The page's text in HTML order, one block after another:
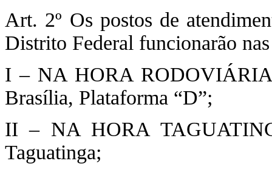
Art. 2º Os postos de
Distrito Federal funcionarão
I – NA HORA RODOVIÁRIA
Brasília, Plataforma “D”;
II – NA HORA
Taguatinga;